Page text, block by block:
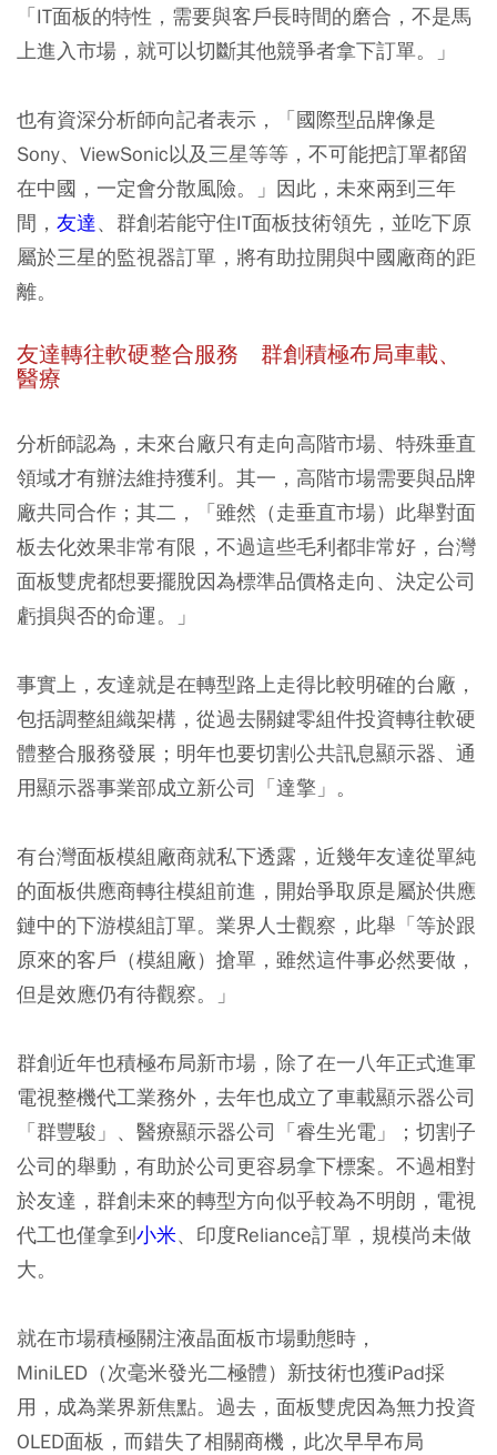
「IT面板的特性，需要與客戶長時間的磨合，不是馬
上進入市場，就可以切斷其他競爭者拿下訂單。」
也有資深分析師向記者表示，「國際型品牌像是
Sony、ViewSonic以及三星等等，不可能把訂單都留
在中國，一定會分散風險。」因此，未來兩到三年
間， 友達、群創若能守住IT面板技術領先，並吃下原
屬於三星的監視器訂單，將有助拉開與中國廠商的距
離。
友達轉往軟硬整合服務 群創積極布局車載、
醫療
分析師認為，未來台廠只有走向高階市場、特殊垂直
領域才有辦法維持獲利。其一，高階市場需要與品牌
廠共同合作；其二，「雖然（走垂直市場）此舉對面
板去化效果非常有限，不過這些毛利都非常好，台灣
面板雙虎都想要擺脫因為標準品價格走向、決定公司
虧損與否的命運。」
事實上，友達就是在轉型路上走得比較明確的台廠，
包括調整組織架構，從過去關鍵零組件投資轉往軟硬
體整合服務發展；明年也要切割公共訊息顯示器、通
用顯示器事業部成立新公司「達擎」。
有台灣面板模組廠商就私下透露，近幾年友達從單純
的面板供應商轉往模組前進，開始爭取原是屬於供應
鏈中的下游模組訂單。業界人士觀察，此舉「等於跟
原來的客戶（模組廠）搶單，雖然這件事必然要做，
但是效應仍有待觀察。」
群創近年也積極布局新市場，除了在一八年正式進軍
電視整機代工業務外，去年也成立了車載顯示器公司
「群豐駿」、醫療顯示器公司「睿生光電」；切割子
公司的舉動，有助於公司更容易拿下標案。不過相對
於友達，群創未來的轉型方向似乎較為不明朗，電視
代工也僅拿到小米、印度Reliance訂單，規模尚未做
大。
就在市場積極關注液晶面板市場動態時，
MiniLED（次毫米發光二極體）新技術也獲iPad採
用，成為業界新焦點。過去，面板雙虎因為無力投資
OLED面板，而錯失了相關商機，此次早早布局